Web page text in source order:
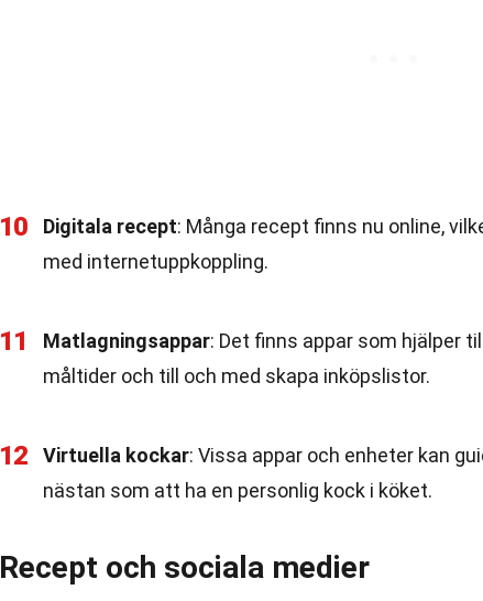
10 Digitala recept: Många recept finns nu online,
med internetuppkoppling.
11 Matlagningsappar: Det finns appar som hjälper
måltider och till och med skapa inköpslistor.
12 Virtuella kockar: Vissa appar och enheter kan
nästan som att ha en personlig kock i köket.
Recept och sociala medier